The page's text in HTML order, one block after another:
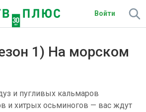
Войти
1) На морском
и пугливых кальмаров
и хитрых осьминогов — вас ждут